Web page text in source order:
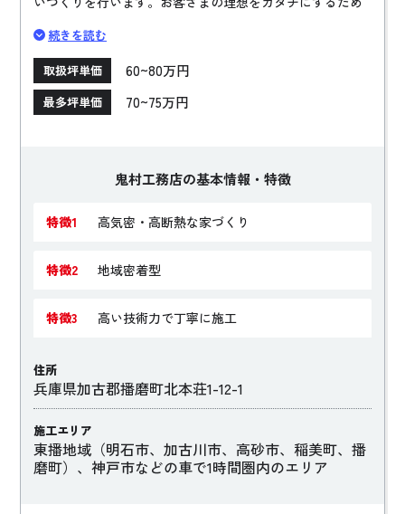
ます。また、デザインだけでなく、「SW(スーパーウォー
ル)工法」を活かした、「高気密・高断熱・高耐震」の家づ
くりにもこだわっており、ランニングコストを抑えた経済
的な住宅を提供しています。
続きを読む
取扱坪単価 60~80万円
最多坪単価 70~75万円
鬼村工務店の基本情報・特徴
特徴1 高気密・高断熱な家づくり
特徴2 地域密着型
特徴3 高い技術力で丁寧に施工
住所
兵庫県加古郡播磨町北本荘1-12-1
施工エリア
東播地域（明石市、加古川市、高砂市、稲美町、播
磨町）、神戸市などの車で1時間圏内のエリア